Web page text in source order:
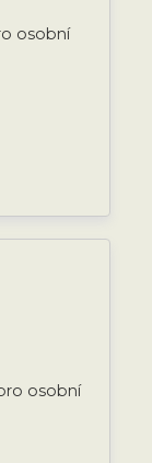
osobní
osobní